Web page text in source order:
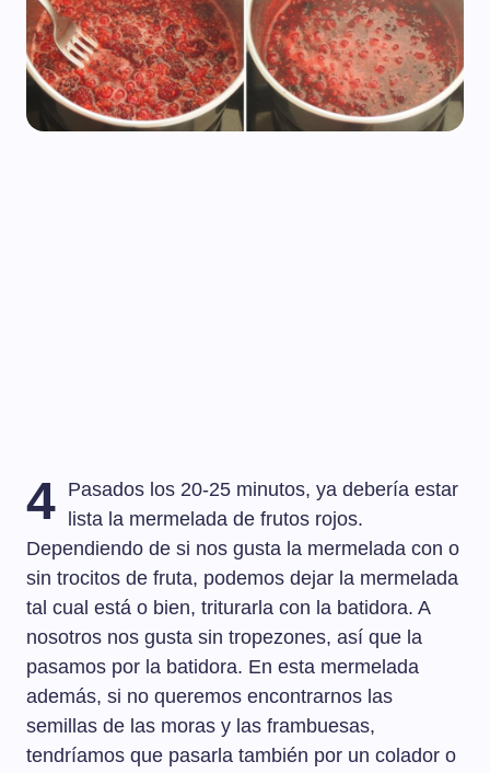
4 Pasados los 20-25 minutos, ya debería estar
lista la mermelada de frutos rojos.
Dependiendo de si nos gusta la mermelada con o
sin trocitos de fruta, podemos dejar la mermelada
tal cual está o bien, triturarla con la batidora. A
nosotros nos gusta sin tropezones, así que la
pasamos por la batidora. En esta mermelada
además, si no queremos encontrarnos las
semillas de las moras y las frambuesas,
tendríamos que pasarla también por un colador o